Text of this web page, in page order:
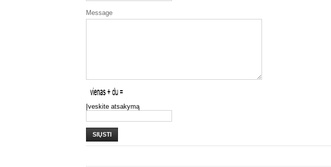
Message
Įveskite atsakymą
SIŲSTI